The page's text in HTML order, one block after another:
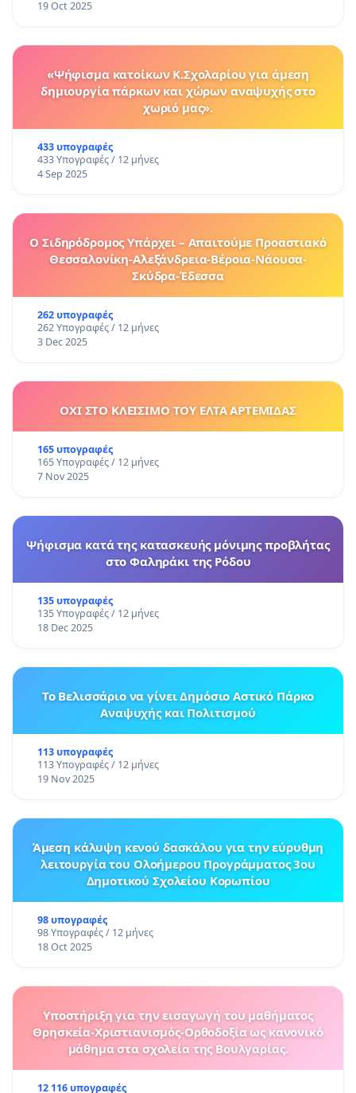
19 Oct 2025
«Ψήφισμα κατοίκων Κ.Σχολαρίου για άμεση
δημιουργία πάρκων και χώρων αναψυχής στο
χωριό μας».
433 υπογραφές
433 Υπογραφές / 12 μήνες
4 Sep 2025
Ο Σιδηρόδρομος Υπάρχει – Απαιτούμε Προαστιακό
Θεσσαλονίκη-Αλεξάνδρεια-Βέροια-Νάουσα-
Σκύδρα-Έδεσσα
262 υπογραφές
262 Υπογραφές / 12 μήνες
3 Dec 2025
ΟΧΙ ΣΤΟ ΚΛΕΙΣΙΜΟ ΤΟΥ ΕΛΤΑ ΑΡΤΕΜΙΔΑΣ
165 υπογραφές
165 Υπογραφές / 12 μήνες
7 Nov 2025
Ψήφισμα κατά της κατασκευής μόνιμης προβλήτας
στο Φαληράκι της Ρόδου
135 υπογραφές
135 Υπογραφές / 12 μήνες
18 Dec 2025
Το Βελισσάριο να γίνει Δημόσιο Αστικό Πάρκο
Αναψυχής και Πολιτισμού
113 υπογραφές
113 Υπογραφές / 12 μήνες
19 Nov 2025
Άμεση κάλυψη κενού δασκάλου για την εύρυθμη
λειτουργία του Ολοήμερου Προγράμματος 3ου
Δημοτικού Σχολείου Κορωπίου
98 υπογραφές
98 Υπογραφές / 12 μήνες
18 Oct 2025
Υποστήριξη για την εισαγωγή του μαθήματος
Θρησκεία-Χριστιανισμός-Ορθοδοξία ως κανονικό
μάθημα στα σχολεία της Βουλγαρίας.
12 116 υπογραφές